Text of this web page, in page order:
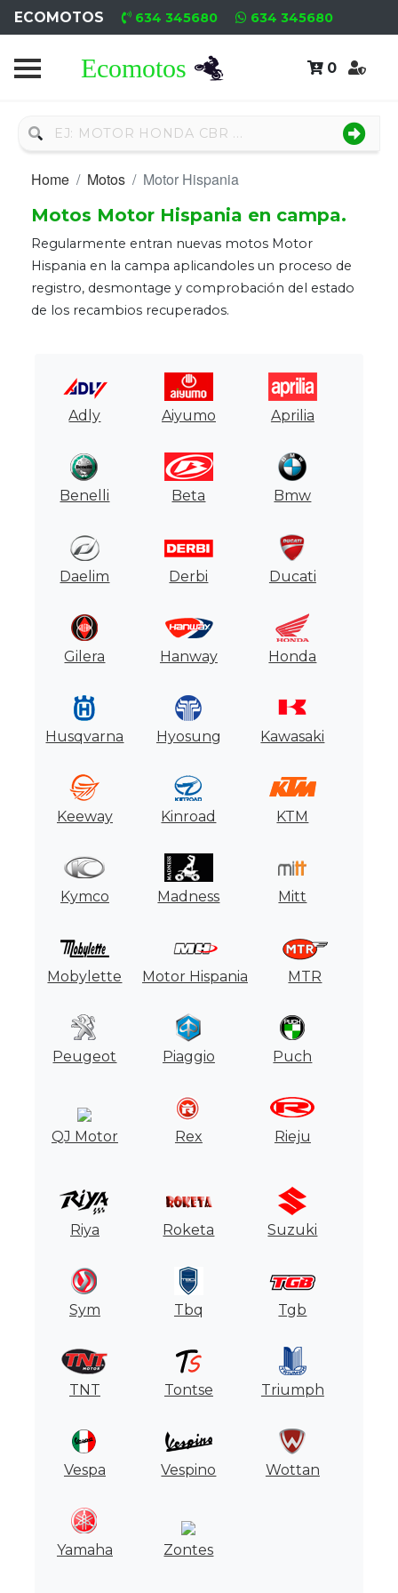
ECOMOTOS 634 345680 634 345680
0
Home
Nuevo
Recambio
Usado
Neumáticos
Campa
Nuevos
Motores
Usados
Tasaciones
Formulario
Empresa
Contacto
Home Motos Motor Hispania
Motos Motor Hispania en campa.
Regularmente entran nuevas motos Motor
Hispania en la campa aplicandoles un proceso de
registro, desmontage y comprobación del estado
de los recambios recuperados.
Adly Aiyumo Aprilia
Benelli Beta Bmw
Daelim Derbi Ducati
Gilera Hanway Honda
Husqvarna Hyosung Kawasaki
Keeway Kinroad KTM
Kymco Madness Mitt
Mobylette Motor Hispania MTR
Peugeot Piaggio Puch
QJ Motor Rex Rieju
Riya Roketa Suzuki
Sym Tbq Tgb
TNT Tontse Triumph
Vespa Vespino Wottan
Yamaha Zontes